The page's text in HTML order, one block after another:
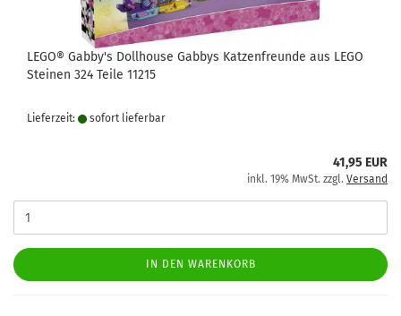
LEGO® Gabby's Dollhouse Gabbys Katzenfreunde aus LEGO
Steinen 324 Teile 11215
Lieferzeit: sofort lie­fer­bar
41,95 EUR
inkl. 19% MwSt. zzgl. Versand
IN DEN WARENKORB